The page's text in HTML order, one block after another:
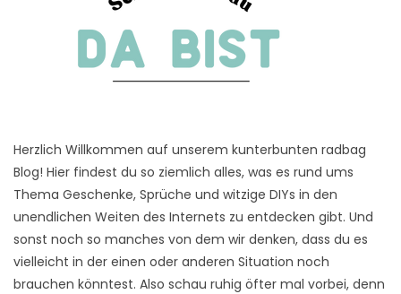
Herzlich Willkommen auf unserem kunterbunten radbag
Blog! Hier findest du so ziemlich alles, was es rund ums
Thema Geschenke, Sprüche und witzige DIYs in den
unendlichen Weiten des Internets zu entdecken gibt. Und
sonst noch so manches von dem wir denken, dass du es
vielleicht in der einen oder anderen Situation noch
brauchen könntest. Also schau ruhig öfter mal vorbei, denn